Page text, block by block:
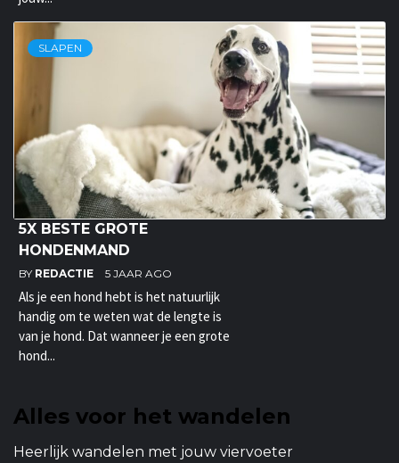
SLAPEN
5X BESTE GROTE
HONDENMAND
BY REDACTIE 5 JAAR AGO
Als je een hond hebt is het natuurlijk
handig om te weten wat de lengte is
van je hond. Dat wanneer je een grote
hond...
Alles voor het wandelen
Heerlijk wandelen met jouw viervoeter